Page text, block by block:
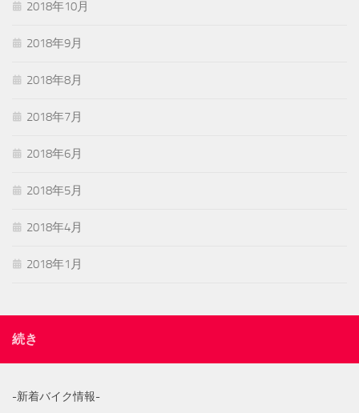
2018年10月
2018年9月
2018年8月
2018年7月
2018年6月
2018年5月
2018年4月
2018年1月
続き
-新着バイク情報-